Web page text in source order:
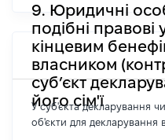
9. Юридичні
подібні правові
кінцевим
власником
суб’єкт
його сім'ї
У суб'єкта декларування чи
об'єкти для декларування